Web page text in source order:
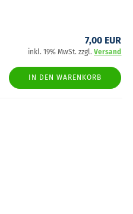
7,00 EUR
inkl. 19% MwSt. zzgl.Versand
IN DEN WARENKORB